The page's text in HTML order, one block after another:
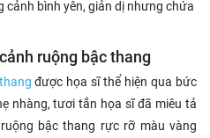
cảnh bình yên, giản dị nhưng chứa
ruộng bậc thang
được họa sĩ thể hiện qua bức
nhàng, tươi tắn họa sĩ đã miêu tả
bậc thang rực rỡ màu vàng